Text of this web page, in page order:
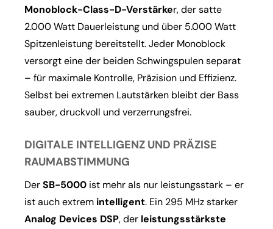
Monoblock-Class-D-Verstärker, der satte
2.000 Watt Dauerleistung und über 5.000 Watt
Spitzenleistung bereitstellt. Jeder Monoblock
versorgt eine der beiden Schwingspulen separat
– für maximale Kontrolle, Präzision und Effizienz.
Selbst bei extremen Lautstärken bleibt der Bass
sauber, druckvoll und verzerrungsfrei.
DIGITALE INTELLIGENZ UND PRÄZISE
RAUMABSTIMMUNG
DerSB-5000 ist mehr als nur leistungsstark – er
ist auch extrem intelligent. Ein 295 MHz starker
Analog Devices DSP, der leistungsstärkste